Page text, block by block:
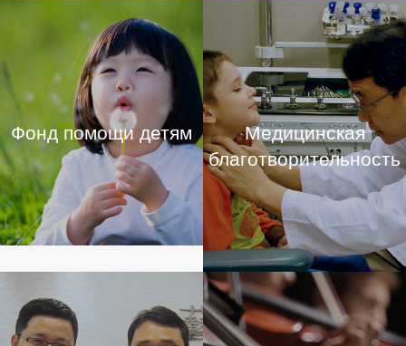
Фонд помощи детям
Медицинская
благотворительность